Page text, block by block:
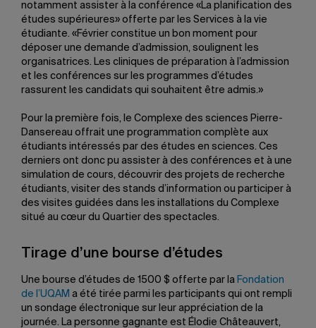
notamment assister à la conférence «La planification des
études supérieures» offerte par les Services à la vie
étudiante. «Février constitue un bon moment pour
déposer une demande d’admission, soulignent les
organisatrices. Les cliniques de préparation à l’admission
et les conférences sur les programmes d’études
rassurent les candidats qui souhaitent être admis.»
Pour la première fois, le Complexe des sciences Pierre-
Dansereau offrait une programmation complète aux
étudiants intéressés par des études en sciences. Ces
derniers ont donc pu assister à des conférences et à une
simulation de cours, découvrir des projets de recherche
étudiants, visiter des stands d’information ou participer à
des visites guidées dans les installations du Complexe
situé au cœur du Quartier des spectacles.
Tirage d’une bourse d’études
Une bourse d’études de 1500 $ offerte par la Fondation
de l’UQAM a été tirée parmi les participants qui ont rempli
un sondage électronique sur leur appréciation de la
journée. La personne gagnante est Élodie Châteauvert,